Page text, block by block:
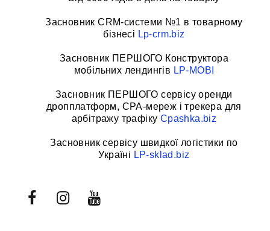
Засновник CRM-системи №1 в товарному
бізнесі Lp-crm.biz
Засновник ПЕРШОГО Конструктора
мобільних лендингів LP-MOBI
Засновник ПЕРШОГО сервісу оренди
дропплатформ, CPA-мереж і трекера для
арбітражу трафіку Cpashka.biz
Засновник сервісу швидкої логістики по
Україні LP-sklad.biz